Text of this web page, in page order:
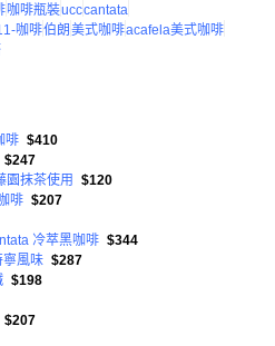
咖啡瓶裝ucccantata
咖啡伯朗 美式咖啡acafela美式咖啡
啡 $410
$247
園抹茶使用
$120
啡 $207
冷萃黑咖啡 $344
寧風味 $287
$198
$207